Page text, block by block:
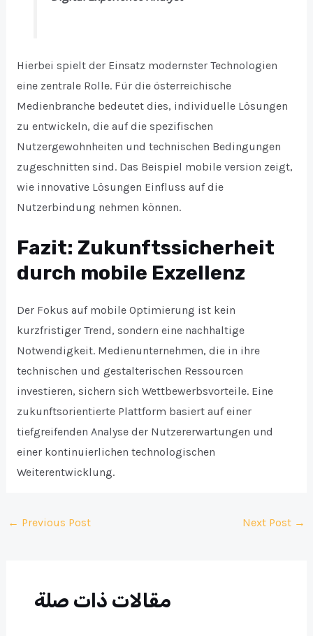
Hierbei spielt der Einsatz modernster Technologien
eine zentrale Rolle. Für die österreichische
Medienbranche bedeutet dies, individuelle Lösungen
zu entwickeln, die auf die spezifischen
Nutzergewohnheiten und technischen Bedingungen
zugeschnitten sind. Das Beispiel mobile version zeigt,
wie innovative Lösungen Einfluss auf die
Nutzerbindung nehmen können.
Fazit: Zukunftssicherheit
durch mobile Exzellenz
Der Fokus auf mobile Optimierung ist kein
kurzfristiger Trend, sondern eine nachhaltige
Notwendigkeit. Medienunternehmen, die in ihre
technischen und gestalterischen Ressourcen
investieren, sichern sich Wettbewerbsvorteile. Eine
zukunftsorientierte Plattform basiert auf einer
tiefgreifenden Analyse der Nutzererwartungen und
einer kontinuierlichen technologischen
Weiterentwicklung.
Post
← Previous Post Next Post →
مقالات ذات صلة